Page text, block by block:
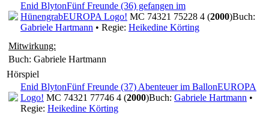
Enid BlytonFünf Freunde (36) gefangen im
HünengrabEUROPA Logo! MC 74321 75228 4 (2000)Buch:
Gabriele Hartmann • Regie: Heikedine Körting
Mitwirkung:
Buch: Gabriele Hartmann
Hörspiel
Enid BlytonFünf Freunde (37) Abenteuer im BallonEUROPA
Logo! MC 74321 77746 4 (2000)Buch: Gabriele Hartmann •
Regie: Heikedine Körting